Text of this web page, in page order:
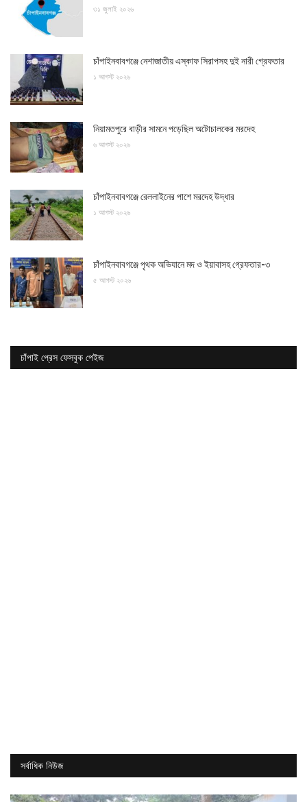
৩১ জুলাই ২০২৬
চাঁপাইনবাবগঞ্জে নেশাজাতীয় এস্কাফ সিরাপসহ দুই নারী গ্রেফতার
১ আগস্ট ২০২৬
নিয়ামতপুরে বাড়ীর সামনে পড়েছিল অটোচালকের মরদেহ
৬ আগস্ট ২০২৬
চাঁপাইনবাবগঞ্জে রেললাইনের পাশে মরদেহ উদ্ধার
১ আগস্ট ২০২৬
চাঁপাইনবাবগঞ্জে পৃথক অভিযানে মদ ও ইয়াবাসহ গ্রেফতার-৩
৫ আগস্ট ২০২৬
চাঁপাই প্রেস ফেসবুক পেইজ
সর্বাধিক নিউজ